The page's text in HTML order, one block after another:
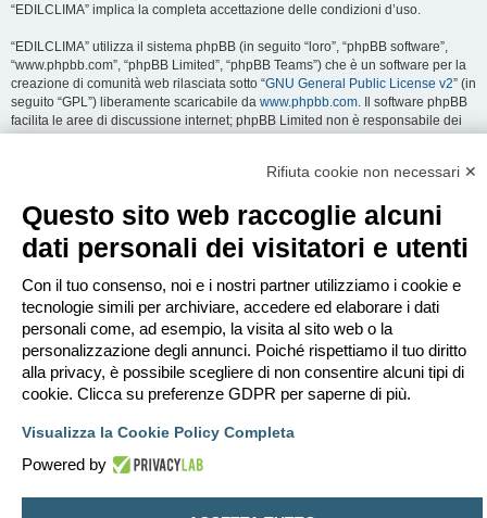
“EDILCLIMA” implica la completa accettazione delle condizioni d’uso.
“EDILCLIMA” utilizza il sistema phpBB (in seguito “loro”, “phpBB software”,
“www.phpbb.com”, “phpBB Limited”, “phpBB Teams”) che è un software per la
creazione di comunità web rilasciata sotto “GNU General Public License v2” (in
seguito “GPL”) liberamente scaricabile da www.phpbb.com . Il software phpBB
facilita le aree di discussione internet; phpBB Limited non è responsabile dei
contenuti e della gestione. Per ulteriori informazioni su phpBB:
minaccia, messaggio a sfondo sessuale, o qualsiasi altro tipo di materiale che
può violare una qualsiasi Legge del proprio Stato, o dello Stato dove
“EDILCLIMA” è ospitato, o di una Legge internazionale. Fare ciò porta
all’immediato e permanente divieto di accesso, con notifica al tuo provider
Internet se è ritenuto da noi opportuno. Tutti gli indirizzi IP sono registrati per
salvaguardare e rinforzare queste condizioni. Accetti che “EDILCLIMA” abbia il
diritto di rimuovere, riscrivere, spostare o chiudere qualsiasi argomento in
qualsiasi momento lo ritenga necessario. Come fruitore di questo servizio,
accetti che ogni informazione (dato personale) tu abbia inviato sia conservata
in un database. Al contempo queste informazioni non saranno divulgate a
nessuno senza il tuo consenso, né “EDILCLIMA” o phpBB sono da ritenersi
queste informazioni.
Rifiuta cookie non necessari ✕
Questo sito web raccoglie alcuni
dati personali dei visitatori e utenti
Con il tuo consenso, noi e i nostri partner utilizziamo i cookie e
tecnologie simili per archiviare, accedere ed elaborare i dati
personali come, ad esempio, la visita al sito web o la
personalizzazione degli annunci. Poiché rispettiamo il tuo diritto
alla privacy, è possibile scegliere di non consentire alcuni tipi di
cookie. Clicca su preferenze GDPR per saperne di più.
Visualizza la Cookie Policy Completa
Powered by